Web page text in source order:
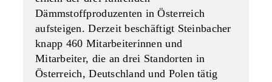
Dämmstoffproduzenten in Österreich
aufsteigen. Derzeit beschäftigt Steinbacher
knapp 460 Mitarbeiterinnen und
Mitarbeiter, die an drei Standorten in
Österreich, Deutschland und Polen tätig